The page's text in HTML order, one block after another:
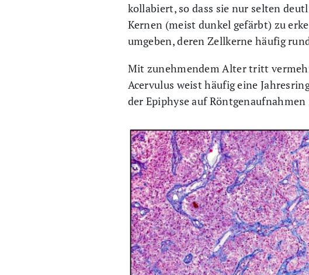
kollabiert, so dass sie nur selten
Kernen (meist dunkel gefärbt) zu
umgeben, deren Zellkerne häufig
Mit zunehmendem Alter tritt
Acervulus weist häufig eine
der Epiphyse auf